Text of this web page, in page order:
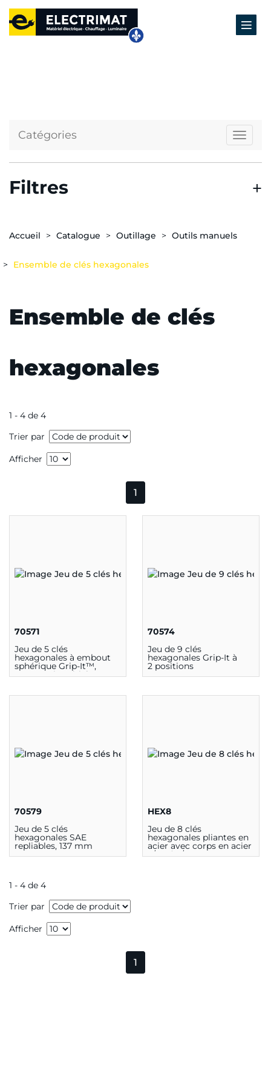
Catégories
Filtres
Accueil Catalogue Outillage Outils manuels
Ensemble de clés hexagonales
Ensemble de clés
hexagonales
1 - 4 de 4
Trier par
Afficher
1
70571
Jeu de 5 clés
hexagonales à embout
sphérique Grip-It™,
mesures impériales
70574
Jeu de 9 clés
hexagonales Grip-It à
2 positions
70579
Jeu de 5 clés
hexagonales SAE
repliables, 137 mm
HEX8
Jeu de 8 clés
hexagonales pliantes en
acier avec corps en acier
3/32" à 1/4"
1 - 4 de 4
Trier par
Afficher
1